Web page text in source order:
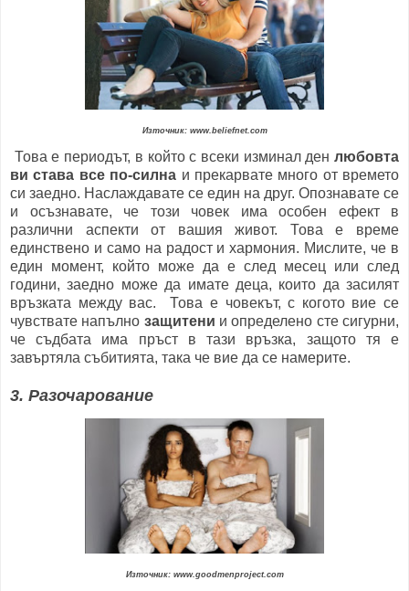
Източник: www.beliefnet.com
Това е периодът, в който с всеки изминал денлюбовта
ви става все по-силна и прекарвате много от времето
си заедно. Наслаждавате се един на друг. Опознавате се
и осъзнавате, че този човек има особен ефект в
различни аспекти от вашия живот. Това е време
единствено и само на радост и хармония. Мислите, че в
един момент, който може да е след месец или след
години, заедно може да имате деца, които да засилят
връзката между вас. Това е човекът, с когото вие се
чувствате напълно защитени и определено сте сигурни,
че съдбата има пръст в тази връзка, защото тя е
завъртяла събитията, така че вие да се намерите.
3. Разочарование
Източник: www.goodmenproject.com